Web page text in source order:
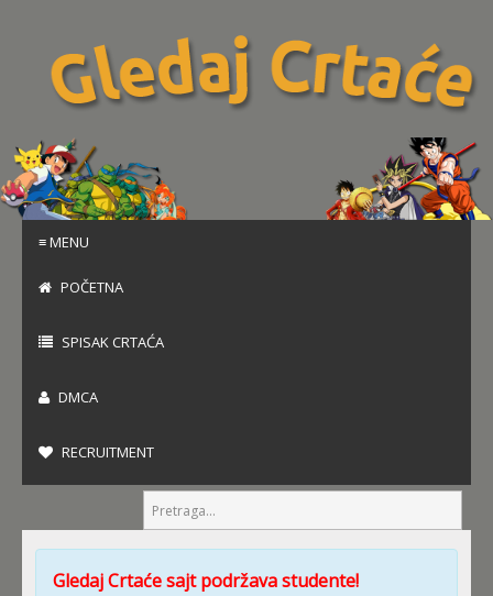
≡ MENU
POČETNA
SPISAK CRTAĆA
DMCA
RECRUITMENT
Gledaj Crtaće sajt podržava studente!